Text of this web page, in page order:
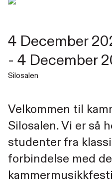
4 December
- 4 December
Silosalen
Velkommen til
Silosalen. Vi er så
studenter fra
forbindelse med